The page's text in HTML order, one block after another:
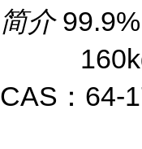
简介
CAS